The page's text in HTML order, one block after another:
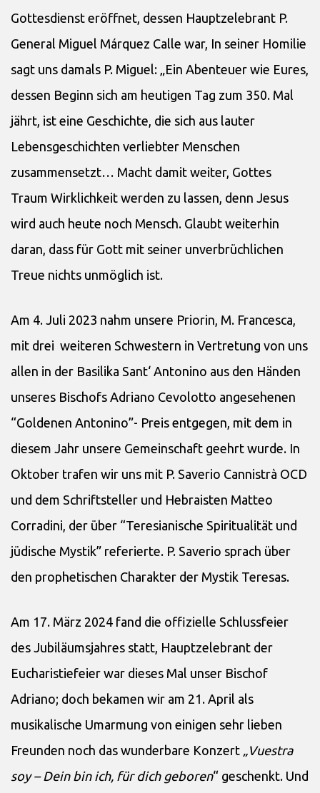
Gottesdienst eröffnet, dessen Hauptzelebrant P.
General Miguel Márquez Calle war, In seiner Homilie
sagt uns damals P. Miguel: „Ein Abenteuer wie Eures,
dessen Beginn sich am heutigen Tag zum 350. Mal
jährt, ist eine Geschichte, die sich aus lauter
Lebensgeschichten verliebter Menschen
zusammensetzt… Macht damit weiter, Gottes
Traum Wirklichkeit werden zu lassen, denn Jesus
wird auch heute noch Mensch. Glaubt weiterhin
daran, dass für Gott mit seiner unverbrüchlichen
Treue nichts unmöglich ist.
Am 4. Juli 2023 nahm unsere Priorin, M. Francesca,
mit drei weiteren Schwestern in Vertretung von uns
allen in der Basilika Sant‘ Antonino aus den Händen
unseres Bischofs Adriano Cevolotto angesehenen
“Goldenen Antonino”- Preis entgegen, mit dem in
diesem Jahr unsere Gemeinschaft geehrt wurde. In
Oktober trafen wir uns mit P. Saverio Cannistrà OCD
und dem Schriftsteller und Hebraisten Matteo
Corradini, der über “Teresianische Spiritualität und
jüdische Mystik” referierte. P. Saverio sprach über
den prophetischen Charakter der Mystik Teresas.
Am 17. März 2024 fand die offizielle Schlussfeier
des Jubiläumsjahres statt, Hauptzelebrant der
Eucharistiefeier war dieses Mal unser Bischof
Adriano; doch bekamen wir am 21. April als
musikalische Umarmung von einigen sehr lieben
Freunden noch das wunderbare Konzert
„Vuestra
soy – Dein bin ich, für dich geboren“ geschenkt. Und